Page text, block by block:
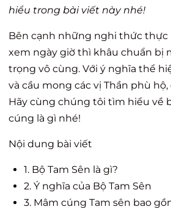
hiểu trong bài viết này nhé!
Bên cạnh những nghi thức thực
xem ngày giờ thì khâu chuẩn bị
trọng vô cùng. Với ý nghĩa thể
và cầu mong các vị Thần phù
Hãy cùng chúng tôi tìm hiểu về
cúng là gì nhé!
Nội dung bài viết
1. Bộ Tam Sên là gì?
2. Ý nghĩa của Bộ Tam Sên
3. Mâm cúng Tam sên bao